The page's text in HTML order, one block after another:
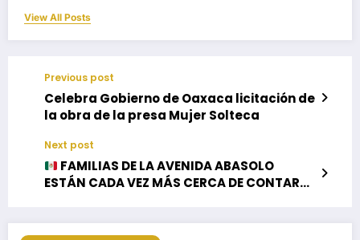
View All Posts
Previous post
Celebra Gobierno de Oaxaca licitación de
la obra de la presa Mujer Solteca
Next post
FAMILIAS DE LA AVENIDA ABASOLO
ESTÁN CADA VEZ MÁS CERCA DE CONTAR